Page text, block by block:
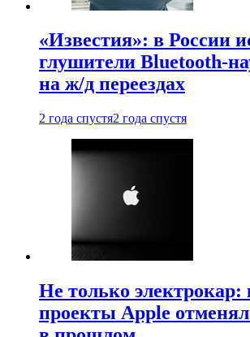
«Известия»: в России
глушители Bluetooth-
на ж/д переездах
2 года спустя2 года спустя
Не только электрокар:
проекты Apple